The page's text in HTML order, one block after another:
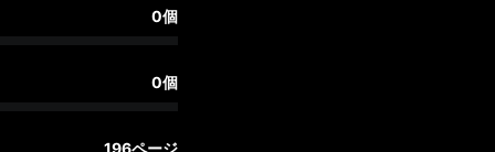
0個
0個
196ページ